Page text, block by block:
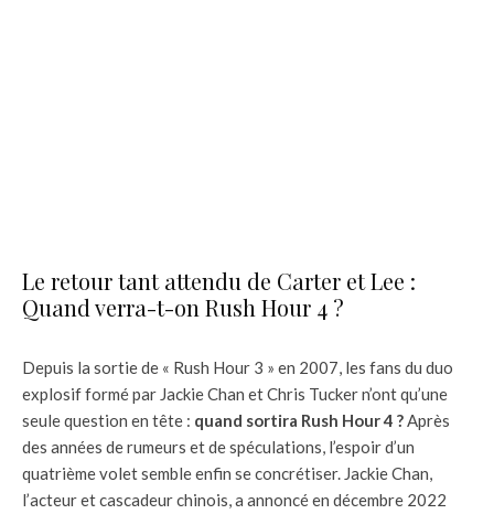
Le retour tant attendu de Carter et Lee :
Quand verra-t-on Rush Hour 4 ?
Depuis la sortie de « Rush Hour 3 » en 2007, les fans du duo
explosif formé par Jackie Chan et Chris Tucker n’ont qu’une
seule question en tête : quand sortira Rush Hour 4 ? Après
des années de rumeurs et de spéculations, l’espoir d’un
quatrième volet semble enfin se concrétiser. Jackie Chan,
l’acteur et cascadeur chinois, a annoncé en décembre 2022